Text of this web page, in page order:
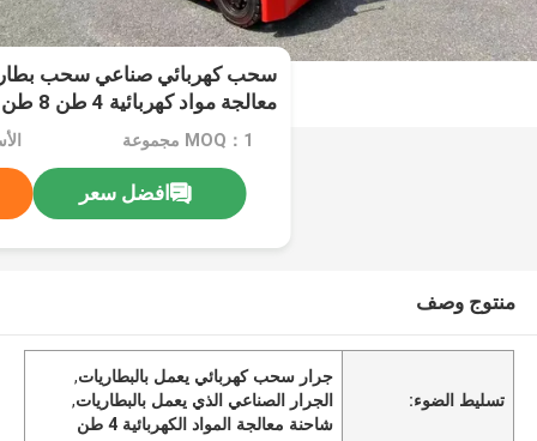
سحب كهربائي صناعي سحب
معالجة مواد كهربائية 4 طن 8 طن نوع السيارة
MOQ：1 مجموعة
افضل سعر
منتوج وصف
تسليط الضوء:
جرار سحب كهربائي يعمل بالبطاريات,
الجرار الصناعي الذي يعمل بالبطاريات,
شاحنة معالجة المواد الكهربائية 4 طن